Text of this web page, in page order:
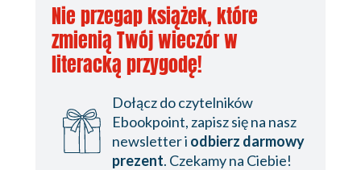
Nie przegap książek, które
zmienią Twój wieczór w
literacką przygodę!
Dołącz do czytelników
Ebookpoint, zapisz się na nasz
newsletter i odbierz darmowy
prezent. Czekamy na Ciebie!